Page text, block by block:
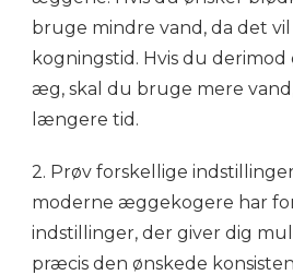
bruge mindre vand, da det
kogningstid. Hvis du
æg, skal du bruge mere
længere tid.
2. Prøv forskellige
moderne æggekogere har
indstillinger, der giver dig
præcis den ønskede